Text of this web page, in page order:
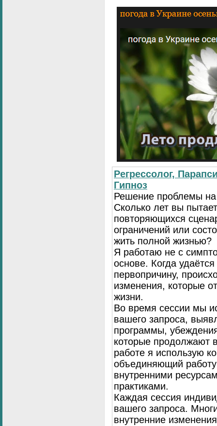
Регрессолог,
Гипноз
Решение проблемы на
Сколько лет вы
повторяющихся
ограничений или
жить полной жизнью?
Я работаю не с
основе. Когда
первопричину,
изменения, которые
жизни.
Во время сессии мы
вашего запроса,
программы,
которые продолжают
работе я использую
объединяющий
внутренними
практиками.
Каждая сессия
вашего запроса.
внутренние